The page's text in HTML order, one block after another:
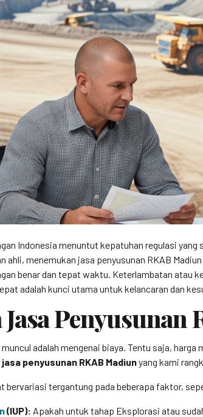
Indonesia menuntut kepatuhan regulasi yang
ahli, menemukan jasa penyusunan RKAB
benar dan tepat waktu. Keterlambatan
adalah kunci utama untuk kelancaran dan
Penyusunan
adalah mengenai biaya. Tentu saja,
jasa penyusunan RKAB Madiunyang kami
bervariasi tergantung pada beberapa faktor,
(IUP): Apakah untuk tahap Eksplorasi atau